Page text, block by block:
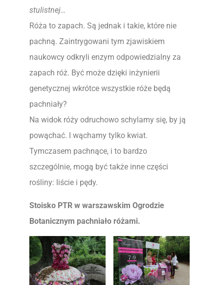
stulistnej…
Róża to zapach. Są jednak i takie, które nie
pachną. Zaintrygowani tym zjawiskiem
naukowcy odkryli enzym odpowiedzialny za
zapach róż. Być może dzięki inżynierii
genetycznej wkrótce wszystkie róże będą
pachniały?
Na widok róży odruchowo schylamy się, by ją
powąchać. I wąchamy tylko kwiat.
Tymczasem pachnące, i to bardzo
szczególnie, mogą być także inne części
rośliny: liście i pędy.
Stoisko PTR w warszawskim Ogrodzie
Botanicznym pachniało różami.